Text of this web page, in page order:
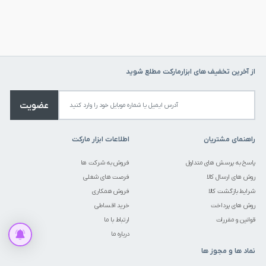
از آخرین تخفیف های ابزارمارکت مطلع شوید
عضویت
راهنمای مشتریان
پاسخ به پرسش های متداول
روش های ارسال کالا
شرایط بازگشت کالا
روش های پرداخت
قوانین و مقررات
اطلاعات ابزار مارکت
فروش به شرکت ها
فرصت های شغلی
فروش همکاری
خرید اقساطی
ارتباط با ما
درباره ما
نماد ها و مجوز ها
فرمایید.